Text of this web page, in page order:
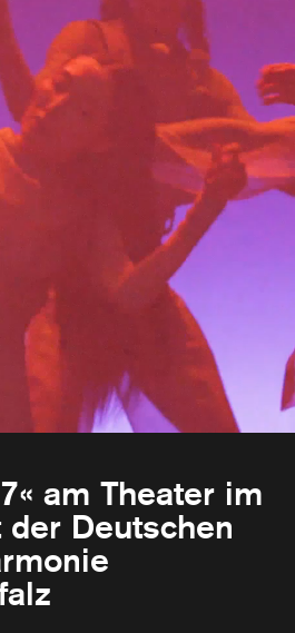
am Theater im
Deutschen